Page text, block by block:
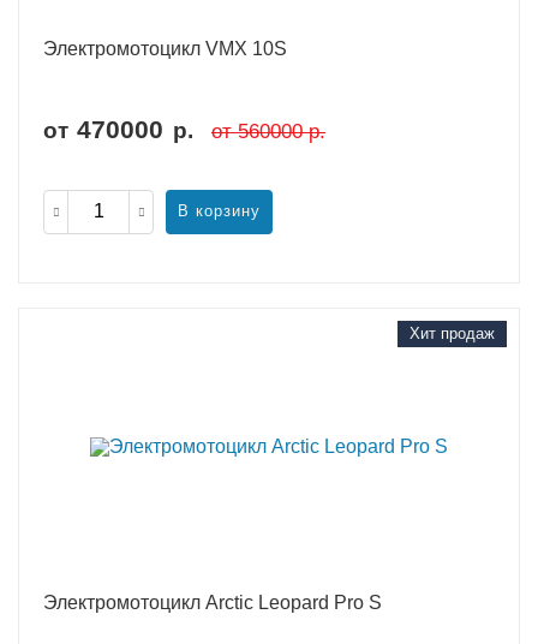
Электромотоцикл VMX 10S
от 470000 р. от560000р.
В корзину
Хит продаж
Электромотоцикл Arctic Leopard Pro S